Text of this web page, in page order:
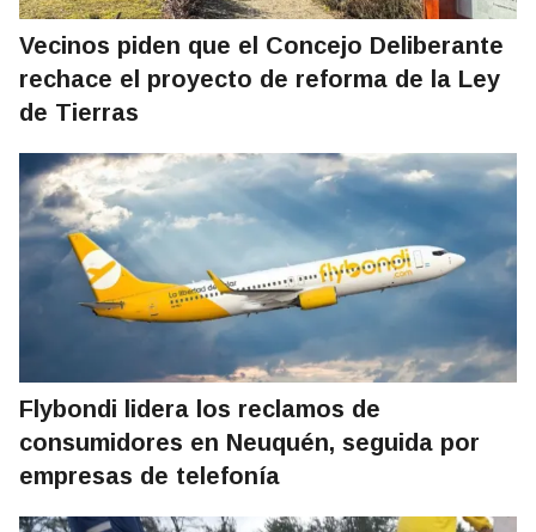
Vecinos piden que el Concejo Deliberante
rechace el proyecto de reforma de la Ley
de Tierras
Flybondi lidera los reclamos de
consumidores en Neuquén, seguida por
empresas de telefonía